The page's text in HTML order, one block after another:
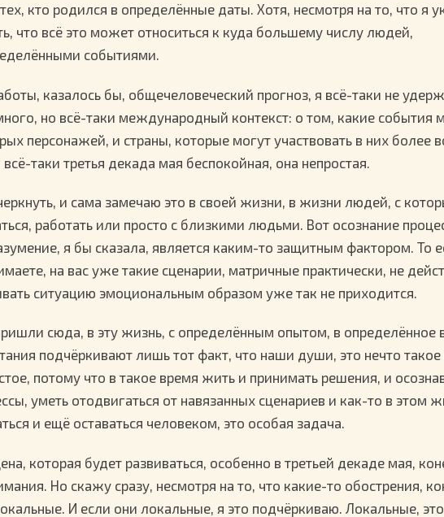
кто родился в определённые даты. Хотя, несмотря на то, что я
что всё это может относиться к куда большему числу людей,
событиями.
казалось бы, общечеловеческий прогноз, я всё-таки не
но всё-таки международный контекст: о том, какие события
персонажей, и страны, которые могут участвовать в них более
таки третья декада мая беспокойная, она непростая.
и сама замечаю это в своей жизни, в жизни людей, с
работать или просто с близкими людьми. Вот осознание
я бы сказала, является каким-то защитным фактором. То
на вас уже такие сценарии, матричные практически, не
ситуацию эмоциональным образом уже так не приходится.
сюда, в эту жизнь, с определённым опытом, в определённое
подчёркивают лишь тот факт, что наши души, это нечто такое
потому что в такое время жить и принимать решения, и
уметь отодвигаться от навязанных сценариев и как-то в этом
и ещё оставаться человеком, это особая задача.
которая будет развиваться, особенно в третьей декаде мая,
Но скажу сразу, несмотря на то, что какие-то обострения,
И если они локальные, я это подчёркиваю. Локальные,